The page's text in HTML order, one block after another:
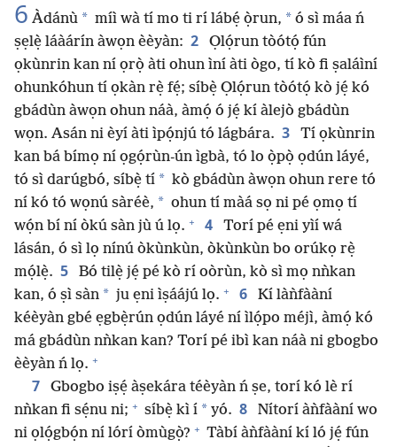
6 Àdánù * míì wà tí mo ti rí lábẹ́ ọ̀run, * ó sì máa ń
ṣẹlẹ̀ láàárín àwọn èèyàn: 2
Ọlọ́run tòótọ́ fún
ọkùnrin kan ní ọrọ̀ àti ohun ìní àti ògo, tí kò fi ṣaláìní
ohunkóhun tí ọkàn rẹ̀ fẹ́; síbẹ̀ Ọlọ́run tòótọ́ kò jẹ́ kó
gbádùn àwọn ohun náà, àmọ́ ó jẹ́ kí àlejò gbádùn
wọn. Asán ni èyí àti ìpọ́njú tó lágbára. 3
Tí ọkùnrin
kan bá bímọ ní ọgọ́rùn-ún ìgbà, tó lo ọ̀pọ̀ ọdún láyé,
tó sì darúgbó, síbẹ̀ tí * kò gbádùn àwọn ohun rere tó
ní kó tó wọnú sàréè, * ohun tí màá sọ ni pé ọmọ tí
wọ́n bí ní òkú sàn jù ú lọ. + 4
Torí pé ẹni yìí wá
lásán, ó sì lọ nínú òkùnkùn, òkùnkùn bo orúkọ rẹ̀
mọ́lẹ̀. 5
Bó tilẹ̀ jẹ́ pé kò rí oòrùn, kò sì mọ nǹkan
kan, ó ṣì sàn * ju ẹni ìṣáájú lọ. + 6
Kí làǹfààní
kéèyàn gbé ẹgbẹ̀rún ọdún láyé ní ìlọ́po méjì, àmọ́ kó
má gbádùn nǹkan kan? Torí pé ibì kan náà ni gbogbo
èèyàn ń lọ. +
7
Gbogbo iṣẹ́ àṣekára téèyàn ń ṣe, torí kó lè rí
nǹkan fi sẹ́nu ni; + síbẹ̀ kì í * yó. 8
Nítorí àǹfààní wo
ni ọlọ́gbọ́n ní lórí òmùgọ̀? + Tàbí àǹfààní kí ló jẹ́ fún